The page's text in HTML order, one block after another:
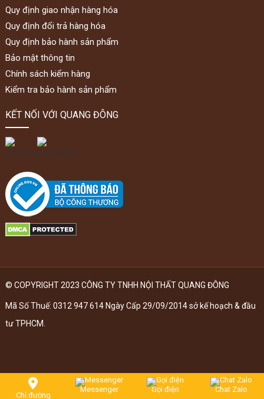
Quy định giao nhận hàng hóa
Quy định đổi trả hàng hóa
Quy định bảo hành sản phẩm
Bảo mật thông tin
Chính sách kiểm hàng
Kiểm tra bảo hành sản phẩm
KẾT NỐI VỚI QUANG ĐÔNG
© COPYRIGHT 2023 CÔNG TY TNHH NỘI THẤT QUANG ĐÔNG
Mã Số Thuế: 0312 947 614 Ngày Cấp 29/09/2014 sở kế hoạch & đầu
tư TPHCM.
Chỉ đường
Messenger Gọi điện Chat Zalo